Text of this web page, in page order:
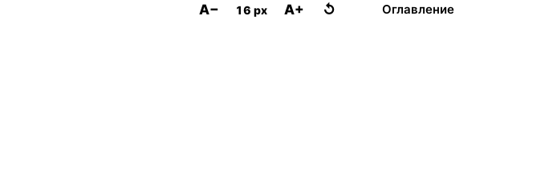
A− 16 px A+ ↺ Оглавление